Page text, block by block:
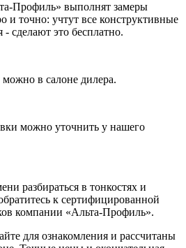
Профиль» выполнят замеры
и точно: учтут все конструктивные
- сделают это бесплатно.
в салоне дилера.
можно уточнить у нашего
разбираться в тонкостях и
к сертифицированной
компании «Альта-Профиль».
для ознакомления и рассчитаны